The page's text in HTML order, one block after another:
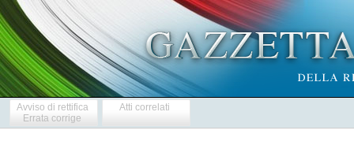
Avviso di rettifica
Errata corrige
Atti correlati